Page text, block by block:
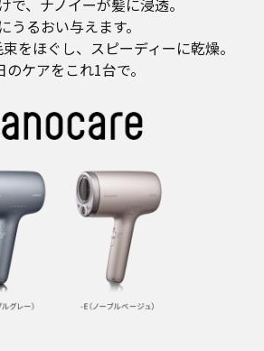
で、ナノイーが髪に浸透。
うるおい与えます。
をほぐし、スピーディーに乾燥。
のケアをこれ1台で。